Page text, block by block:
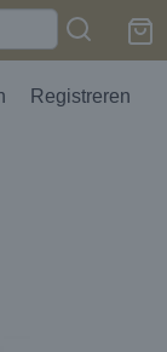
Registreren